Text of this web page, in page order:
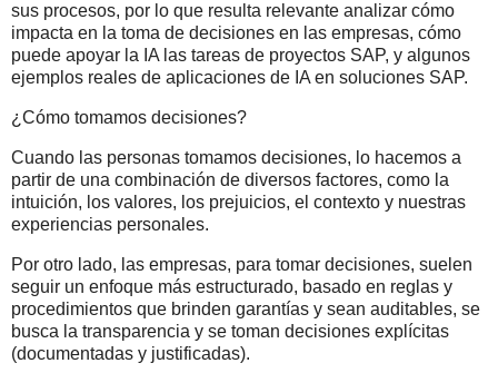
sus procesos, por lo que resulta relevante analizar cómo
impacta en la toma de decisiones en las empresas, cómo
puede apoyar la IA las tareas de proyectos SAP, y algunos
ejemplos reales de aplicaciones de IA en soluciones SAP.
¿Cómo tomamos decisiones?
Cuando las personas tomamos decisiones, lo hacemos a
partir de una combinación de diversos factores, como la
intuición, los valores, los prejuicios, el contexto y nuestras
experiencias personales.
Por otro lado, las empresas, para tomar decisiones, suelen
seguir un enfoque más estructurado, basado en reglas y
procedimientos que brinden garantías y sean auditables, se
busca la transparencia y se toman decisiones explícitas
(documentadas y justificadas).